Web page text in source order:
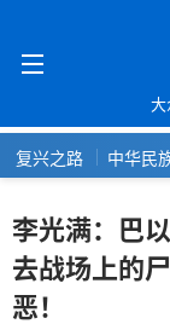
大
复兴之路 中华民
李光满：巴
去战场上的
恶！